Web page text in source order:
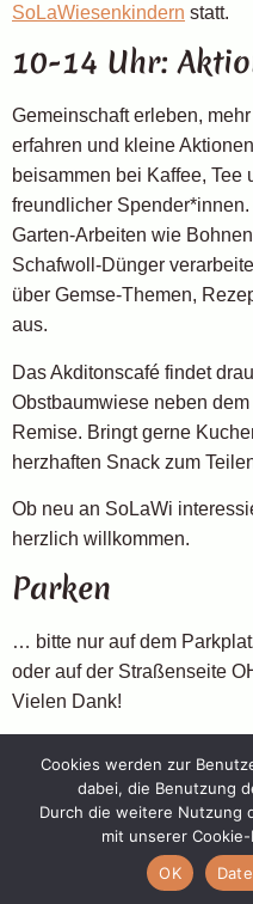
SoLaWiesenkindern statt.
10-14 Uhr:
Gemeinschaft erleben,
erfahren und kleine
beisammen bei Kaffee, Tee
freundlicher
Garten-Arbeiten wie
Schafwoll-Dünger
über Gemse-Themen,
aus.
Das Akditonscafé findet
Obstbaumwiese neben
Remise. Bringt gerne
herzhaften Snack zum
Ob neu an SoLaWi
herzlich willkommen.
Parken
… bitte nur auf dem
oder auf der Straßenseite
Vielen Dank!
Solidarische
Alle
Cookies werden zur
dabei, die Benutzung
Durch die weitere Nutzung
mit unserer
OK